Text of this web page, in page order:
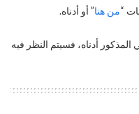
“من هنا” أو أدناه.
المذكور أدناه، فسيتم النظر فيه